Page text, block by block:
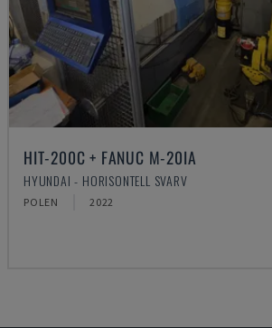
HIT-200C + FANUC M-20IA
HYUNDAI - HORISONTELL SVARV
POLEN 2022